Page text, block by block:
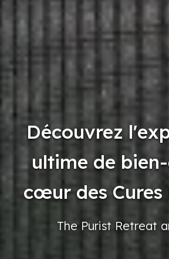
Découvrez
ultime de
cœur des Cures
The Purist Retreat